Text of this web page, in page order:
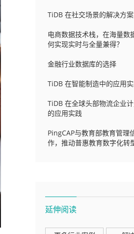
TiDB 在社交场景的解决方
电商数据技术栈，在海量数
何实现实时与全量兼得？
金融行业数据库的选择
TiDB 在智能制造中的应用
TiDB 在全球头部物流企业
的应用实践
PingCAP与教育部教育管理
作，推动普惠教育数字化转
延伸阅读